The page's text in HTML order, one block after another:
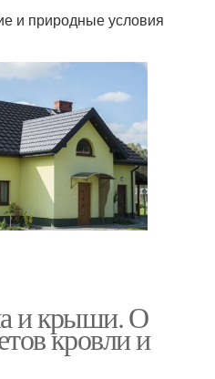
и природные условия
и крыши. О
кровли и